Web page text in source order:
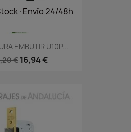
24/48h
EMBUTIR U10P...
€ 16,94 €